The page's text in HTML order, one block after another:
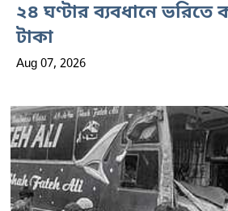
২৪ ঘণ্টার ব্যবধানে
টাকা
Aug 07, 2026